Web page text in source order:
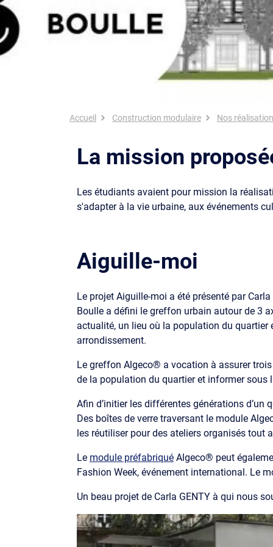
Fil d'Ariane
Accueil Construction modulaire Nos
La mission
Les étudiants avaient pour mission la
s'adapter à la vie urbaine, aux événements
Aiguille-moi
Le projet Aiguille-moi a été présenté par
Boulle a défini le greffon urbain autour de 3
actualité, un lieu où la population du quartier
arrondissement.
Le greffon Algeco® a vocation à assurer
de la population du quartier et informer sous
Afin d’initier les différentes générations
Des boîtes de verre traversant le module
les réutiliser pour des ateliers organisés tout
Le module préfabriqué Algeco® peut
Fashion Week, événement international. Le
Un beau projet de Carla GENTY à qui nous